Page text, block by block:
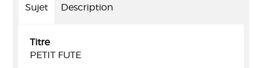
Sujet Description
Titre
PETIT FUTE